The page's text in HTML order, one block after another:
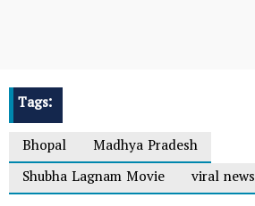
Tags:
Bhopal
Madhya Pradesh
Shubha Lagnam Movie
viral news